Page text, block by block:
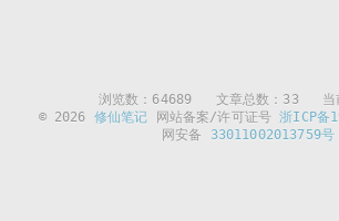
浏览数： 64689 文章总数：33 当
© 2026 修仙笔记 网站备案/许可证号浙ICP备
网安备 33011002013759号